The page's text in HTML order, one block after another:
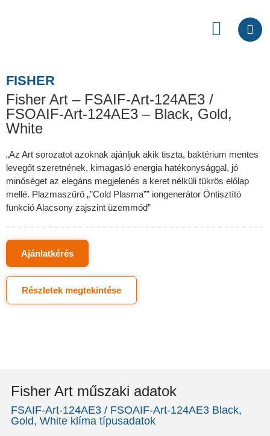
FISHER
Fisher Art – FSAIF-Art-124AE3 /
FSOAIF-Art-124AE3 – Black, Gold,
White
„Az Art sorozatot azoknak ajánljuk akik tiszta, baktérium mentes
levegőt szeretnének, kimagasló energia hatékonysággal, jó
minőséget az elegáns megjelenés a keret nélküli tükrös előlap
mellé. Plazmaszűrő „”Cold Plasma”” iongenerátor Öntisztító
funkció Alacsony zajszint üzemmód”
Ajánlatkérés
Részletek megtekintése
Fisher Art műszaki adatok
FSAIF-Art-124AE3 / FSOAIF-Art-124AE3 Black,
Gold, White klíma típusadatok